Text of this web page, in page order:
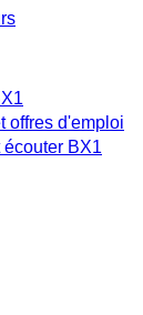
offres d'emploi
écouter BX1